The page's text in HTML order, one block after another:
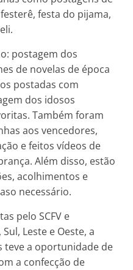
festa do pijama,
postagem dos
de novelas de época
postadas com
dos idosos
Também foram
aos vencedores,
e feitos vídeos de
Além disso, estão
acolhimentos e
necessário.
pelo SCFV e
Leste e Oeste, a
teve a oportunidade de
a confecção de